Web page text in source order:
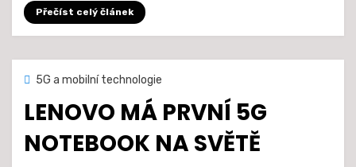
Přečíst celý článek
Zveřejněno
13. 10. 2020
5G a mobilní technologie
LENOVO MÁ PRVNÍ 5G
NOTEBOOK NA SVĚTĚ